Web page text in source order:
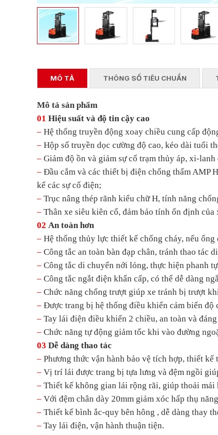
MÔ TẢ THÔNG SỐ TIÊU CHUẨN
Mô tả sản phẩm
01 Hiệu suất và độ tin cậy cao
– Hệ thống truyền động xoay chiều cung cấp
– Hộp số truyền dọc cường độ cao, kéo dài tuổi
– Giảm độ ồn và giảm sự cố trạm thủy áp, xi-
– Đầu cắm và các thiết bị điện chống thấm AMP
kể các sự cố điện;
– Trục nâng thép rãnh kiểu chữ H, tính năng
– Thân xe siêu kiên cố, đảm bảo tính ổn định của
02 An toàn hơn
– Hệ thống thủy lực thiết kế chống cháy, nếu
– Công tắc an toàn bàn đạp chân, tránh thao tác
– Công tắc di chuyển nới lỏng, thực hiện phanh
– Công tắc ngắt điện khẩn cấp, có thể dễ dàng
– Chức năng chống trượt giúp xe tránh bị trượt
– Được trang bị hệ thống điều khiển cảm biến
– Tay lái điện điều khiển 2 chiều, an toàn và
– Chức năng tự động giảm tốc khi vào đường
03 Dễ dàng thao tác
– Phương thức vận hành bảo vệ tích hợp, thiết
– Vị trí lái được trang bị tựa lưng và đệm ngồi
– Thiết kế không gian lái rộng rãi, giúp thoải mái
– Với đệm chân dày 20mm giảm xóc hấp thụ
– Thiết kế bình ắc-quy bên hông , dễ dàng thay
– Tay lái điện, vận hành thuận tiện.